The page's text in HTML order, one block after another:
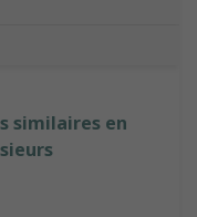
similaires en